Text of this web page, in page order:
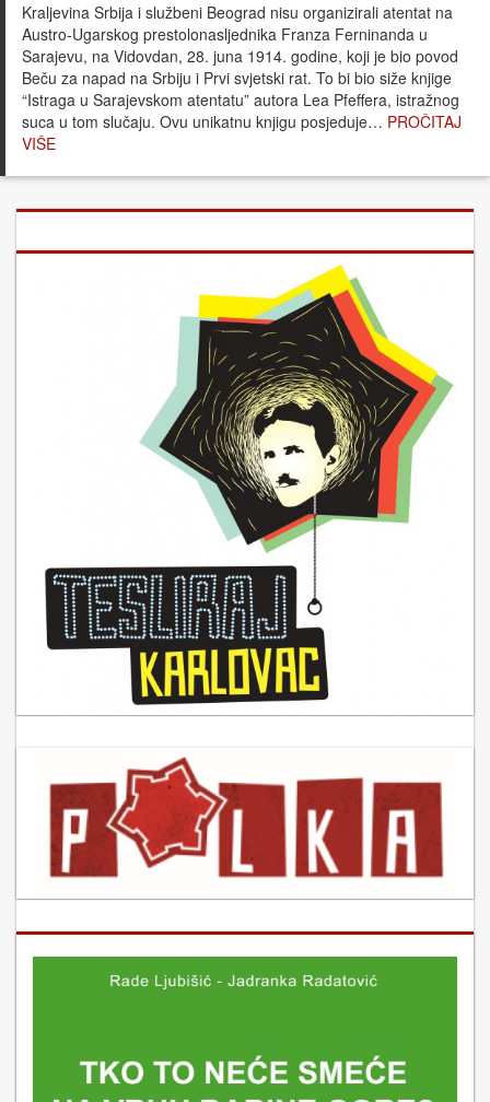
Kraljevina Srbija i službeni Beograd nisu organizirali atentat na
Austro-Ugarskog prestolonasljednika Franza Ferninanda u
Sarajevu, na Vidovdan, 28. juna 1914. godine, koji je bio povod
Beču za napad na Srbiju i Prvi svjetski rat. To bi bio siže knjige
“Istraga u Sarajevskom atentatu” autora Lea Pfeffera, istražnog
suca u tom slučaju. Ovu unikatnu knjigu posjeduje… PROČITAJ
VIŠE